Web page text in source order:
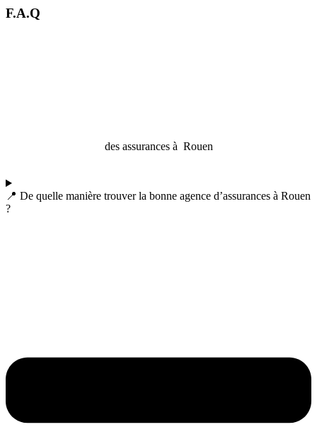
F.A.Q
des assurances à Rouen
📍 De quelle manière trouver la bonne agence d’assurances à Rouen
?